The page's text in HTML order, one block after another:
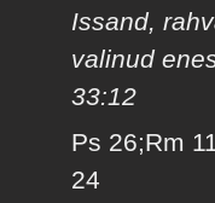
Issand,
valinud
33:12
Ps 26;Rm
24